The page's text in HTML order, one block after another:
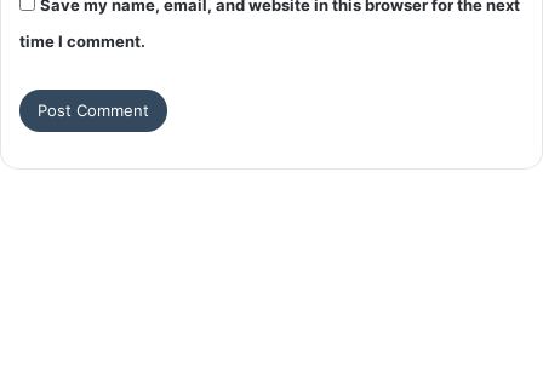
Save my name, email, and website in this browser for the next
time I comment.